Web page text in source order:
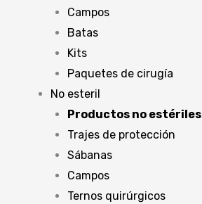
Campos
Batas
Kits
Paquetes de cirugía
No esteril
Productos no estériles
Trajes de protección
Sábanas
Campos
Ternos quirúrgicos